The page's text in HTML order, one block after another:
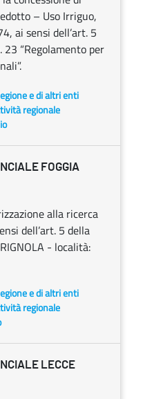
– Uso Irriguo,
ai sensi dell’art. 5
“Regolamento per
e di altri enti
regionale
FOGGIA
alla ricerca
dell’art. 5 della
- località:
e di altri enti
regionale
LECCE